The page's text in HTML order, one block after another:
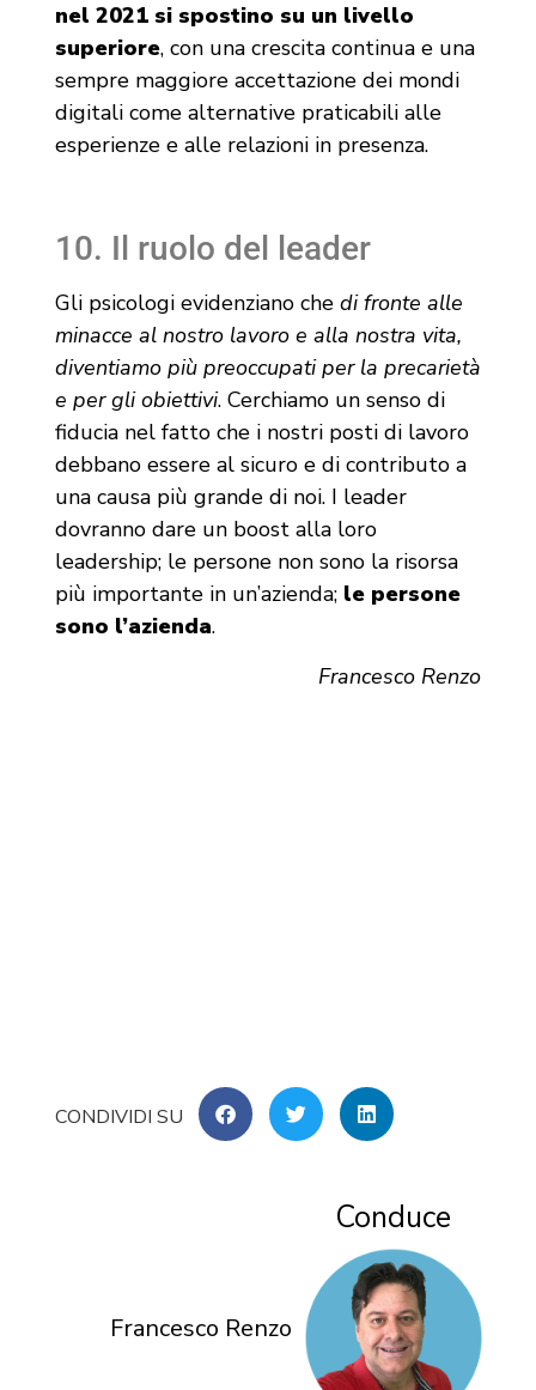
nel 2021 si spostino su un livello
superiore, con una crescita continua e una
sempre maggiore accettazione dei mondi
digitali come alternative praticabili alle
esperienze e alle relazioni in presenza.
10. Il ruolo del leader
Gli psicologi evidenziano che di fronte alle
minacce al nostro lavoro e alla nostra vita,
diventiamo più preoccupati per la precarietà
e per gli obiettivi. Cerchiamo un senso di
fiducia nel fatto che i nostri posti di lavoro
debbano essere al sicuro e di contributo a
una causa più grande di noi. I leader
dovranno dare un boost alla loro
leadership; le persone non sono la risorsa
più importante in un’azienda; le persone
sono l’azienda.
Francesco Renzo
Conduce
Francesco Renzo